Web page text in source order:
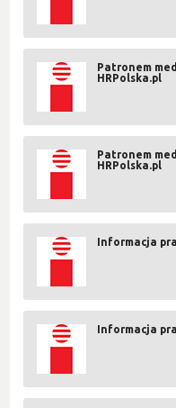
Patronem
HRPolska.pl
Patronem
HRPolska.pl
Informacja
Informacja